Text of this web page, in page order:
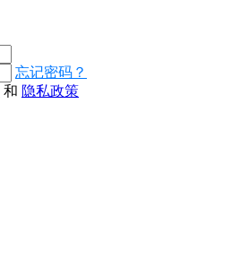
忘记密码？
和 隐私政策